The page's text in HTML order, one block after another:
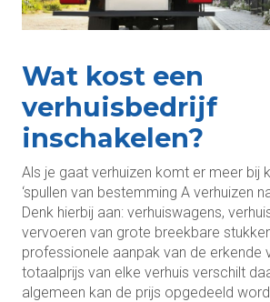
Wat kost een
verhuisbedrijf
inschakelen?
Als je gaat verhuizen komt er meer bij
‘spullen van bestemming A verhuizen
Denk hierbij aan: verhuiswagens,
vervoeren van grote breekbare
professionele aanpak van de erkende
totaalprijs van elke verhuis verschilt
algemeen kan de prijs opgedeeld